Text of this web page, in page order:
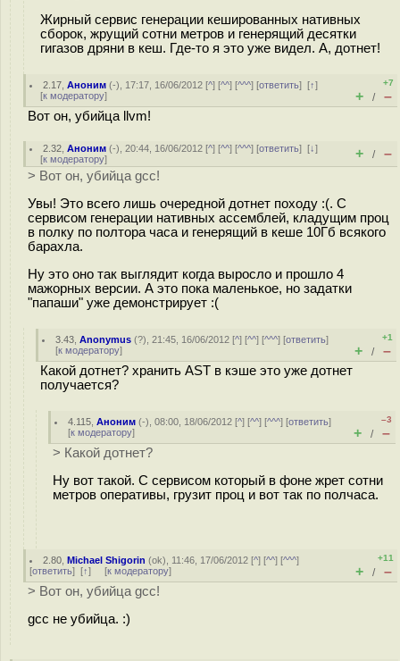
Жирный сервис генерации кешированных нативных
сборок, жрущий сотни метров и генерящий десятки
гигазов дряни в кеш. Где-то я это уже видел. А, дотнет!
2.17 ,Аноним (-), 17:17, 16/06/2012 [^] [^^] [^^^] [ответить][↑]
[к модератору]
+7
+ / –
Вот он, убийца llvm!
2.32 ,Аноним (-), 20:44, 16/06/2012 [^] [^^] [^^^] [ответить][↓]
[к модератору] + / –
> Вот он, убийца gcc!
Увы! Это всего лишь очередной дотнет походу :(. С
сервисом генерации нативных ассемблей, кладущим проц
в полку по полтора часа и генерящий в кеше 10Гб всякого
барахла.
Ну это оно так выглядит когда выросло и прошло 4
мажорных версии. А это пока маленькое, но задатки
"папаши" уже демонстрирует :(
3.43 ,Anonymus (?), 21:45, 16/06/2012 [^] [^^] [^^^] [ответить]
[к модератору]
+1
+ / –
Какой дотнет? хранить AST в кэше это уже дотнет
получается?
4.115 ,Аноним (-), 08:00, 18/06/2012 [^] [^^] [^^^] [ответить]
[к модератору]
–3
+ / –
> Какой дотнет?
Ну вот такой. С сервисом который в фоне жрет сотни
метров оперативы, грузит проц и вот так по полчаса.
2.80 ,Michael Shigorin (ok), 11:46, 17/06/2012 [^] [^^] [^^^]
[ответить] [↑] [к модератору]
+11
+ / –
> Вот он, убийца gcc!
gcc не убийца. :)